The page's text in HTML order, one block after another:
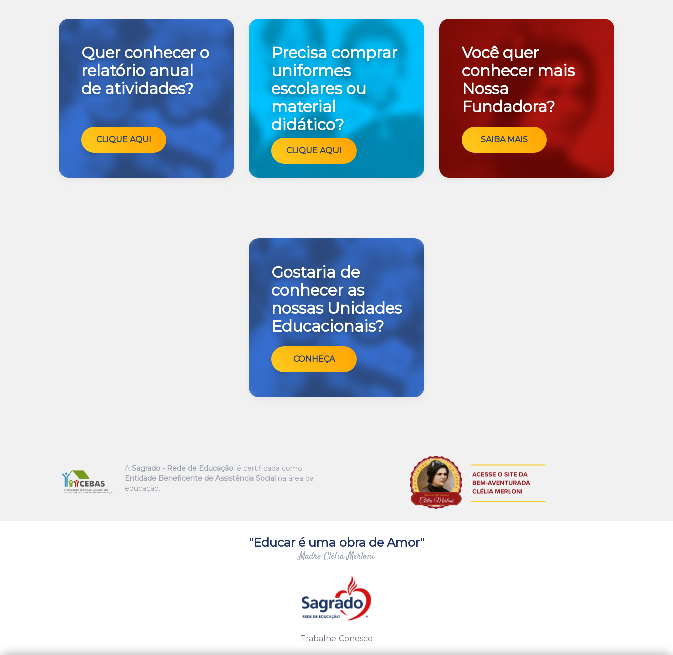
Quer conhecer o
relatório anual
de atividades?
CLIQUE AQUI
Precisa comprar
uniformes
escolares ou
material
didático?
CLIQUE AQUI
Você quer
conhecer mais
Nossa
Fundadora?
SAIBA MAIS
Gostaria de
conhecer as
nossas Unidades
Educacionais?
CONHEÇA
A Sagrado - Rede de Educação, é certificada como
Entidade Beneficente de Assistência Social na área da
educação.
"Educar é uma obra de Amor"
Madre Clélia Merloni
Trabalhe Conosco